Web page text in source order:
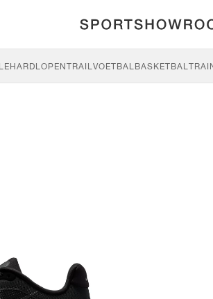
HARDLOPENTRAILVOETBALBASKETBAL